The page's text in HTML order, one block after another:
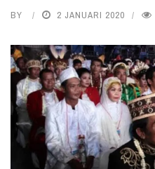
BY 2 JANUARI 2020